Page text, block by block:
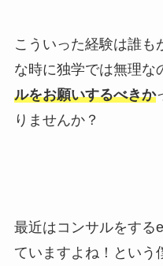
こういった経験は誰も
な時に独学では無理な
ルをお願いするべきか
りませんか？
最近はコンサルをする
ていますよね！という